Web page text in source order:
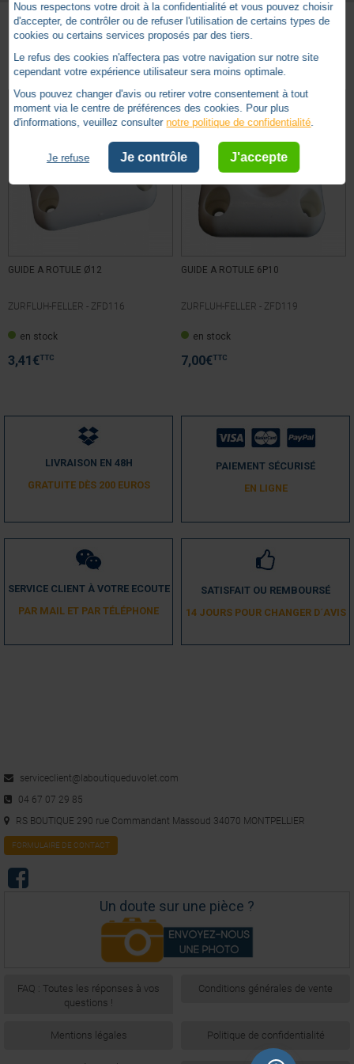
Basé sur
avis soumis à un
contrôle
Voir tous les avis sur ce site
5étoiles
4étoiles
étoiles
Trier les avis
Avis vérifié
Produit conforme à mes attentes.
Autres produits - Accessoires sorties de caissons
GUIDE A ROTULE Ø12
ZURFLUH-FELLER - ZFD116
en stock
3,41 €TTC
GUIDE A ROTULE 6P10
ZURFLUH-FELLER - ZFD119
en stock
7,00€TTC
LIVRAISON EN 48H
GRATUITE DÈS 200 EUROS
PAIEMENT SÉCURISÉ
EN LIGNE
SERVICE CLIENT À VOTRE ECOUTE
PAR MAIL ET PAR TÉLÉPHONE
SATISFAIT OU REMBOURSÉ
14 JOURS POUR CHANGER D´AVIS
serviceclient@laboutiqueduvolet.com
04 67 07 29 85
RS BOUTIQUE 290 rue Commandant Massoud 34070 MONTPELLIER
FORMULAIRE DE CONTACT
Un doute sur une pièce ?
FAQ : Toutes les réponses à vos
questions !
Conditions générales de vente
Mentions légales Politique de confidentialité
Nous respectons votre droit à la confidentialité et vous pouvez choisir
d'accepter, de contrôler ou de refuser l'utilisation de certains types de
cookies ou certains services proposés par des tiers.
Le refus des cookies n'affectera pas votre navigation sur notre site
cependant votre expérience utilisateur sera moins optimale.
Vous pouvez changer d'avis ou retirer votre consentement à tout
moment via le centre de préférences des cookies. Pour plus
d'informations, veuillez consulter notre politique de confidentialité.
Je refuse Je contrôle J'accepte